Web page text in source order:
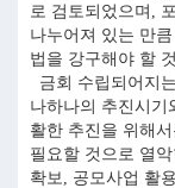
로 검토되었으며,
나누어져 있는 만
법을 강구해야 할
금회 수립되어지
나하나의 추진시기
활한 추진을 위해
필요할 것으로 열
확보, 공모사업 활